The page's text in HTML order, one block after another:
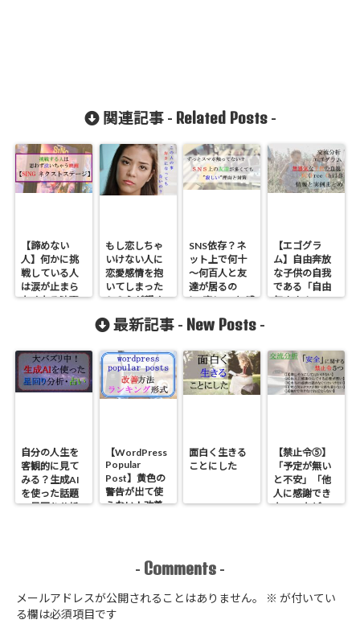
関連記事 - Related Posts-
【諦めない
人】何かに挑
戦している人
は涙が止まら
なくなる映画
もし恋しちゃ
いけない人に
恋愛感情を抱
いてしまった
ら？心が軽く
ザーさんの言
SNS依存？ネ
ット上で何十
～何百人と友
達が居るの
に”寂しい”と感
る理由と対処
【エゴグラ
ム】自由奔放
な子供の自我
である「自由
気ままさ
まとめ【交流
分析】
最新記事 - New Posts -
自分の人生を
客観的に見て
みる？生成AI
を使った話題
の星回り分析
【WordPress
Popular
Post】黄色の
警告が出て使
えない！改善
面白く生きる
ことにした
【禁止令⑤】
「予定が無い
と不安」「他
人に感謝でき
ない」などの
- Comments -
メールアドレスが公開されることはありません。 ※ が付いてい
る欄は必須項目です